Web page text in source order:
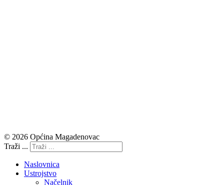
© 2026 Općina Magadenovac
Traži ...
Naslovnica
Ustrojstvo
Načelnik